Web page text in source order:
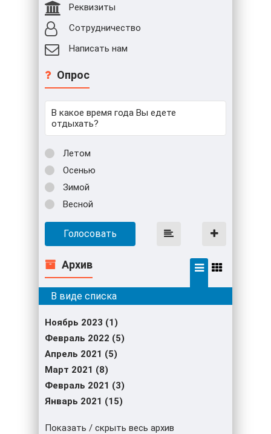
Реквизиты
Сотрудничество
Написать нам
Опрос
В какое время года Вы едете
отдыхать?
Летом
Осенью
Зимой
Весной
Голосовать
Архив
Ноябрь 2023 (1)
Февраль 2022 (5)
Апрель 2021 (5)
Март 2021 (8)
Февраль 2021 (3)
Январь 2021 (15)
Показать / скрыть весь архив